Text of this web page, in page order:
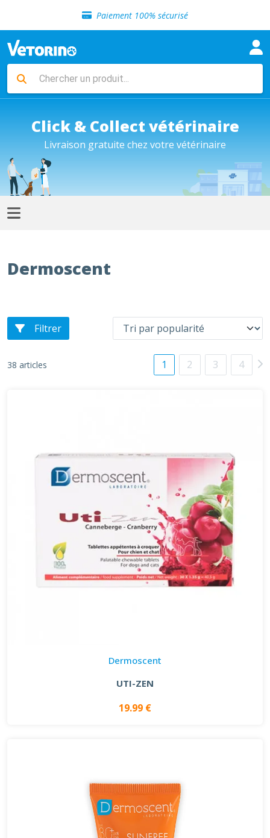
Paiement 100% sécurisé
Livraison gratuite en clinique vétérinaire
Sélection de croquettes vétérinaire
Livraison gratuite en clinique vétérinaire
Retour gratuit en clinique
Click & Collect vétérinaire
Livraison gratuite chez votre vétérinaire
Dermoscent
Filtrer
38 articles 1 2 3 4
Dermoscent
UTI-ZEN
19.99 €